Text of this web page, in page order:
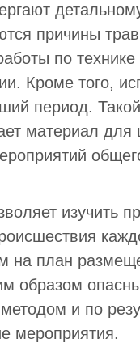
причины
по
Кроме того,
период.
материал
изучить
на план
образом
и по
мероприятия.